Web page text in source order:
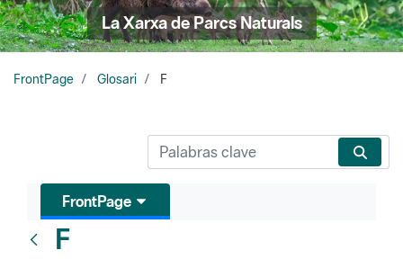
La Xarxa de Parcs Naturals
FrontPage Glosari F
FrontPage
F